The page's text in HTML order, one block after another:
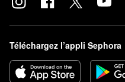
Téléchargez l’appli Sephora